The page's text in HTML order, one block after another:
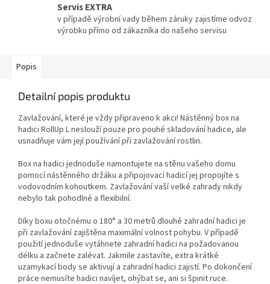
Servis EXTRA
v případě výrobní vady během záruky zajistíme odvoz
výrobku přímo od zákazníka do našeho servisu
Popis
Detailní popis produktu
Zavlažování, které je vždy připraveno k akci! Nástěnný box na
hadici RollUp L neslouží pouze pro pouhé skladování hadice, ale
usnadňuje vám její používání při zavlažování rostlin.
Box na hadici jednoduše namontujete na stěnu vašeho domu
pomocí nástěnného držáku a připojovací hadicí jej propojíte s
vodovodním kohoutkem. Zavlažování vaší velké zahrady nikdy
nebylo tak pohodlné a flexibilní.
Díky boxu otočnému o 180° a 30 metrů dlouhé zahradní hadici je
při zavlažování zajištěna maximální volnost pohybu. V případě
použití jednoduše vytáhnete zahradní hadici na požadovanou
délku a začnete zalévat. Jakmile zastavíte, extra krátké
uzamykací body se aktivují a zahradní hadici zajistí. Po dokončení
práce nemusíte hadici navíjet, ohýbat se, ani si špinit ruce.